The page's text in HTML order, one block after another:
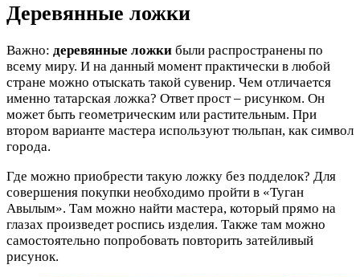
Деревянные ложки
Важно: деревянные ложки были распространены по
всему миру. И на данный момент практически в любой
стране можно отыскать такой сувенир. Чем отличается
именно татарская ложка? Ответ прост – рисунком. Он
может быть геометрическим или растительным. При
втором варианте мастера используют тюльпан, как символ
города.
Где можно приобрести такую ложку без подделок? Для
совершения покупки необходимо пройти в «Туган
Авылым». Там можно найти мастера, который прямо на
глазах произведет роспись изделия. Также там можно
самостоятельно попробовать повторить затейливый
рисунок.